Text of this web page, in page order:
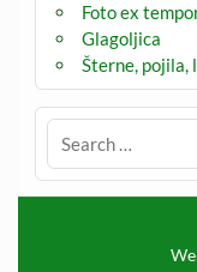
Foto ex
Glagoljica
Šterne, pojila,